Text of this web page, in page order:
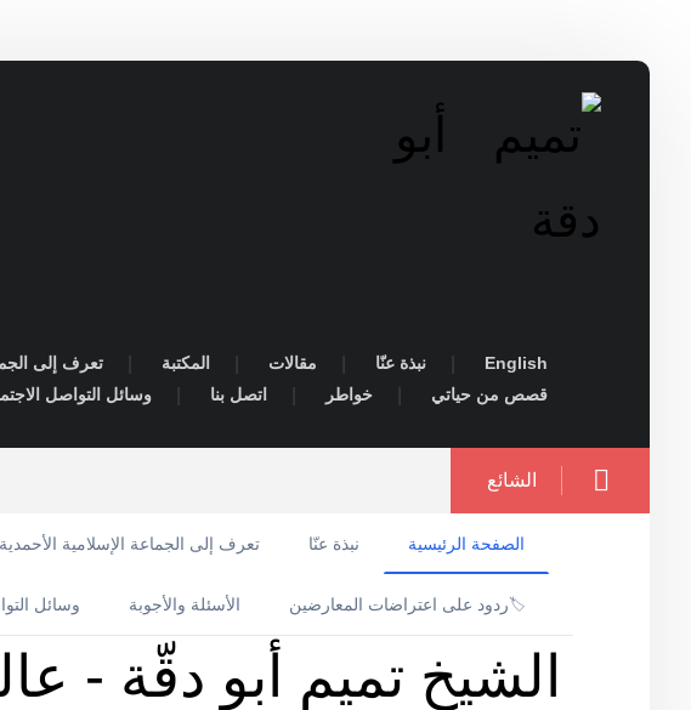
English نبذة عنّا مقالات المكتبة تعرف إلى
قصص من حياتي
خواطر اتصل بنا وسائل التواصل
الشائع
الصفحة الرئيسية نبذة عنّا تعرف إلى الجماعة الإسلامية الأحمدية
🏷️ردود على اعتراضات المعارضين الأسئلة والأجوبة وسائل
الشيخ تميم أبو دقّة -